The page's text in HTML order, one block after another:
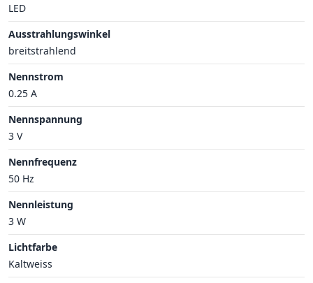
LED
Ausstrahlungswinkel
breitstrahlend
Nennstrom
0.25 A
Nennspannung
3 V
Nennfrequenz
50 Hz
Nennleistung
3 W
Lichtfarbe
Kaltweiss